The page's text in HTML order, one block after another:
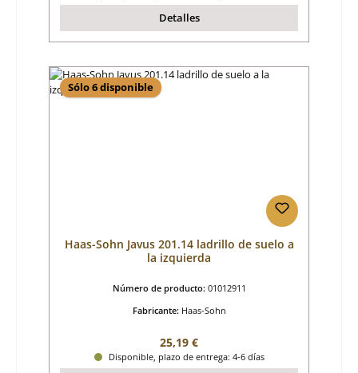
Detalles
Sólo 6 disponible
Haas-Sohn Javus 201.14 ladrillo de suelo a
la izquierda
Número de producto: 01012911
Fabricante: Haas-Sohn
Precio normal:
25,19 €
Disponible, plazo de entrega: 4-6 días